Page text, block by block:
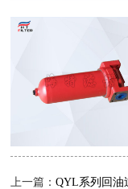
上一篇：QYL系列回油